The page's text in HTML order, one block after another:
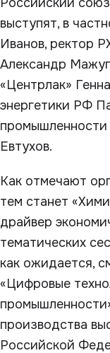
выступят, в
Иванов, ректор
Александр
«Центрлак»
энергетики РФ
Евтухов.
Как отмечают
тем станет
драйвер
тематических
как ожидается,
«Цифровые
производства
Российской